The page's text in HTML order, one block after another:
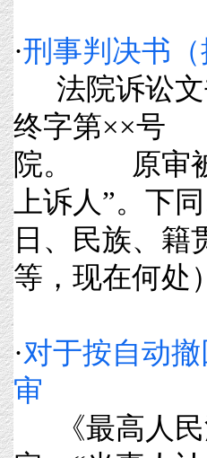
·刑事判决书
法院诉讼
终字第××
院。 原审被
上诉人”。下
日、民族、籍
等，现在何
·对于按自动
审
《最高人民